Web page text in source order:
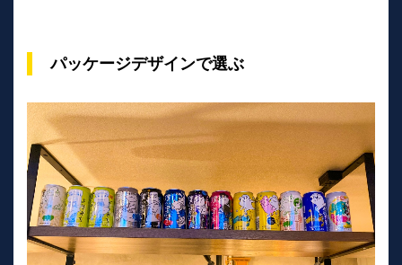
パッケージデザインで選ぶ